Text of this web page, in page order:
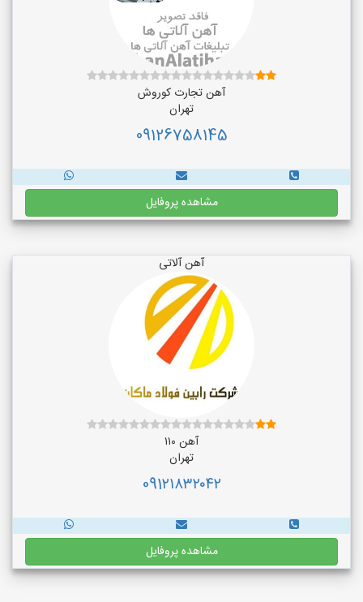
آهن تجارت کوروش
تهران
09126758145
مشاهده پروفایل
آهن آلاتی
آهن ۱۱۰
تهران
091۲۱۸۳۲۰۴۲
مشاهده پروفایل